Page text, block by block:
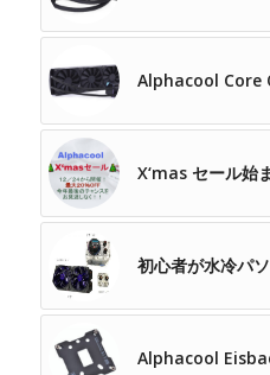
Alphacool Core
X‘mas セール始
初心者が水冷パ
Alphacool